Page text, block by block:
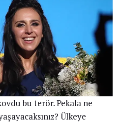
bu terör. Pekala ne
Ülkeye